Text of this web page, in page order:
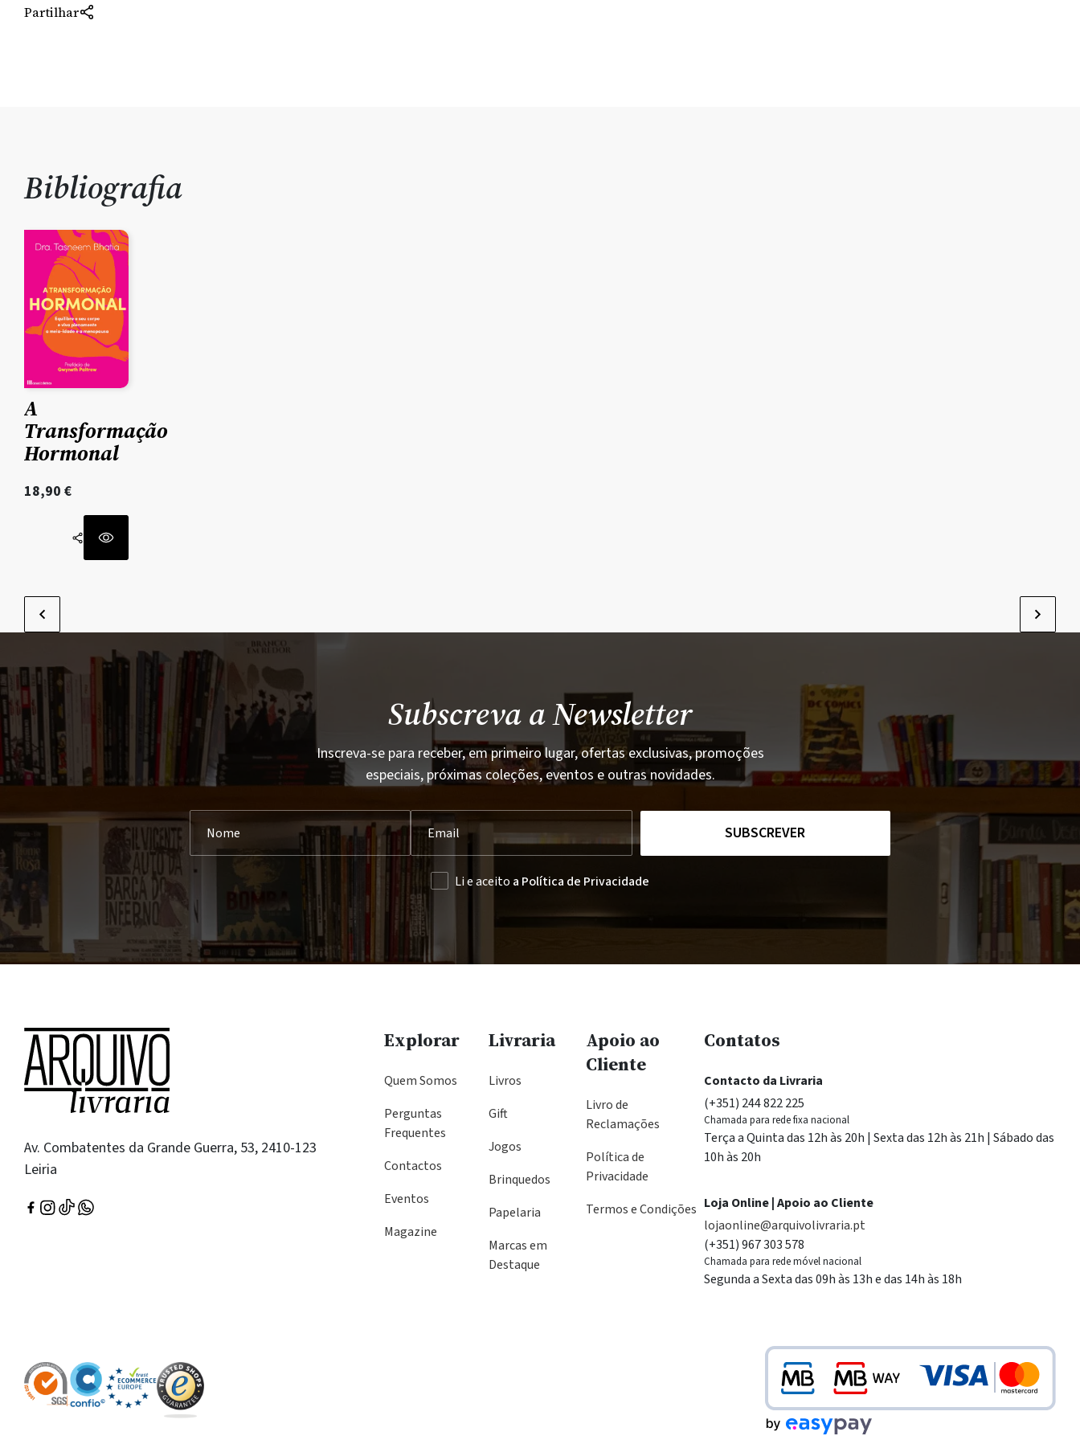
Partilhar
Bibliografia
A
Transformação
Hormonal
18,90 €
Subscreva a Newsletter
Inscreva-se para receber, em primeiro lugar, ofertas exclusivas, promoções
especiais, próximas coleções, eventos e outras novidades.
SUBSCREVER
Li e aceito a Política de Privacidade
Av. Combatentes da Grande Guerra, 53, 2410-123
Leiria
Explorar
Quem Somos
Perguntas
Frequentes
Contactos
Eventos
Magazine
Livraria
Livros
Gift
Jogos
Brinquedos
Papelaria
Marcas em
Destaque
Apoio ao
Cliente
Livro de
Reclamações
Política de
Privacidade
Termos e Condições
Contatos
Contacto da Livraria
(+351) 244 822 225
Chamada para rede fixa nacional
Terça a Quinta das 12h às 20h | Sexta das 12h às 21h | Sábado das
10h às 20h
Loja Online | Apoio ao Cliente
lojaonline@arquivolivraria.pt
(+351) 967 303 578
Chamada para rede móvel nacional
Segunda a Sexta das 09h às 13h e das 14h às 18h